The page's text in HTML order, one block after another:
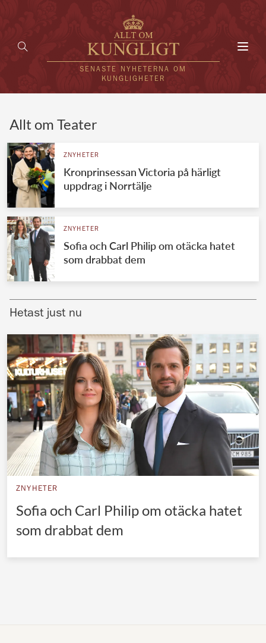
SENASTE NYHETERNA OM
KUNGLIGHETER
UTLÄNDSKT
VÄRLDENS KUNGAHUS
Svenska kungahuset
Brittiska kungahuset
Nederländska kungahuset
Belgiska kungahuset
Jordanska kungahuset
Luxemburgska storhertighuset
Japanska kejsarhuset
Thailändska kungahuset
Marockanska kungahuset
REDAKTION
Allt om Teater
ZNYHETER
Kronprinsessan Victoria på härligt
uppdrag i Norrtälje
ZNYHETER
Sofia och Carl Philip om otäcka hatet
som drabbat dem
Hetast just nu
ZNYHETER
Sofia och Carl Philip om otäcka hatet
som drabbat dem